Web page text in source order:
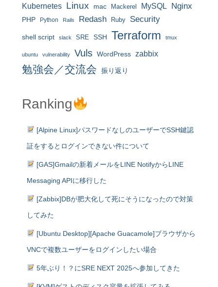
Kubernetes Linux mac Mackerel MySQL Nginx
PHP Python Rails Redash Ruby Security
shell script slack SRE SSH Terraform tmux
ubuntu vulnerability Vuls WordPress zabbix
勉強会／交流会 振り返り
Ranking
[Alpine Linux]パスワードなしのユーザーでSSH鍵認
証をするとログインできない件について
[GAS]Gmailの新着メールをLINE NotifyからLINE
Messaging APIに移行した
[Zabbix]DBが肥大化して死にそうになったので対策
してみた
[Ubuntu Desktop][Apache Guacamole]ブラウザから
VNCで複数ユーザーをログインしたい場合
5年ぶり！？にSRE NEXT 2025へ参加してきた